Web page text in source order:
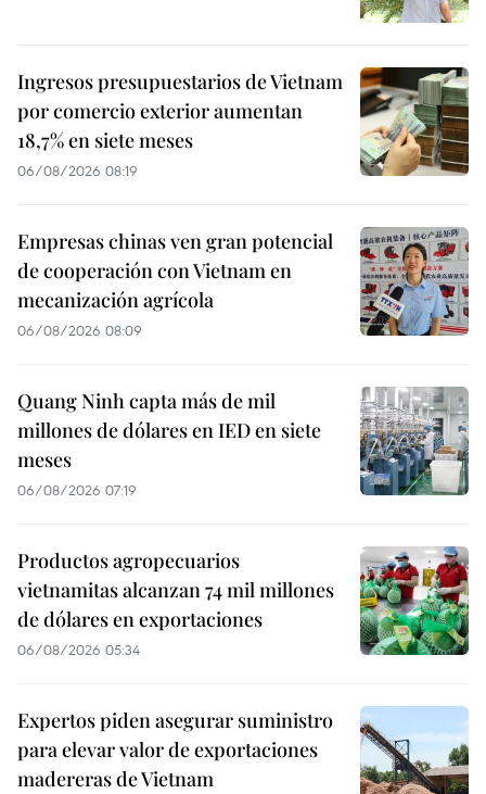
Ingresos presupuestarios de Vietnam
por comercio exterior aumentan
18,7% en siete meses
06/08/2026 08:19
Empresas chinas ven gran potencial
de cooperación con Vietnam en
mecanización agrícola
06/08/2026 08:09
Quang Ninh capta más de mil
millones de dólares en IED en siete
meses
06/08/2026 07:19
Productos agropecuarios
vietnamitas alcanzan 74 mil millones
de dólares en exportaciones
06/08/2026 05:34
Expertos piden asegurar suministro
para elevar valor de exportaciones
madereras de Vietnam